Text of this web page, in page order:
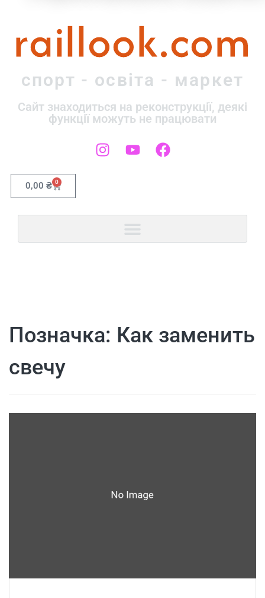
raillook.com
спорт - освіта - маркет
Сайт знаходиться на реконструкції, деякі
функції можуть не працювати
0,00 ₴ 0
Позначка: Как заменить
свечу